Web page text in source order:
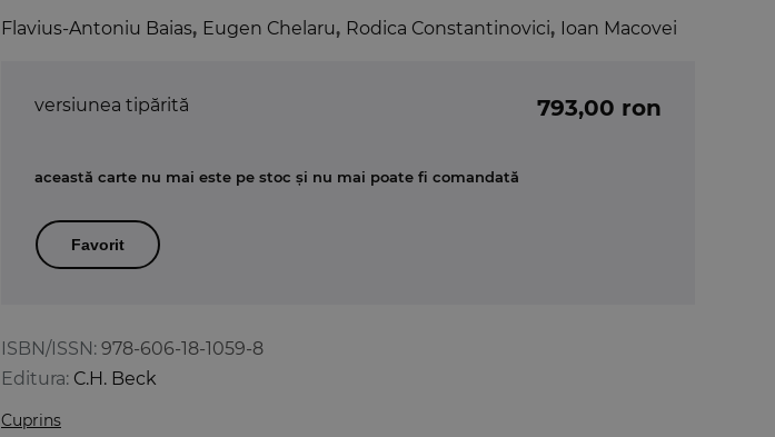
Flavius-Antoniu Baias, Eugen Chelaru, Rodica Constantinovici, Ioan Macovei
ISBN/ISSN: 978-606-18-1059-8
Editura: C.H. Beck
Cuprins
versiunea tipărită 793,00 ron
această carte nu mai este pe stoc și nu mai poate fi comandată
Favorit